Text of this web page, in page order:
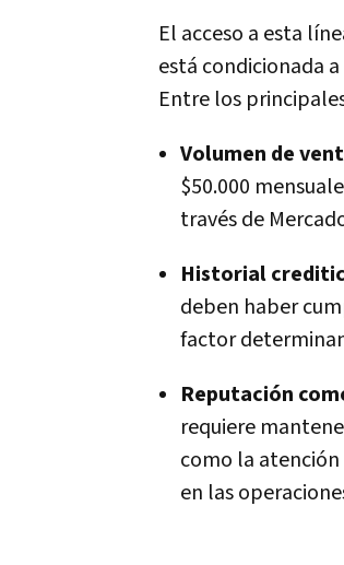
El acceso a esta
está condicionada a
Entre los
Volumen de
$50.000
través de
Historial
deben haber
factor
Reputación
requiere
como la
en las